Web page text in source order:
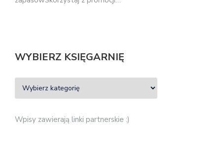
WYBIERZ KSIĘGARNIĘ
Wpisy zawierają linki partnerskie :)